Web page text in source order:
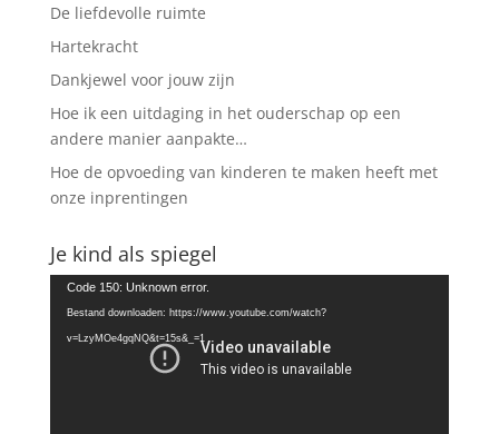
De liefdevolle ruimte
Hartekracht
Dankjewel voor jouw zijn
Hoe ik een uitdaging in het ouderschap op een
andere manier aanpakte…
Hoe de opvoeding van kinderen te maken heeft met
onze inprentingen
Je kind als spiegel
Videospeler
Code 150: Unknown error.
Bestand downloaden: https://www.youtube.com/watch?
v=LzyMOe4gqNQ&t=15s&_=1